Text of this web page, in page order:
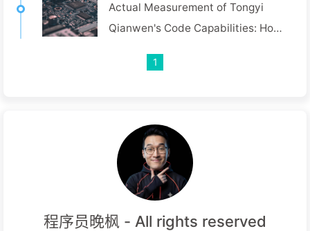
Actual Measurement of Tongyi
Qianwen's Code Capabilities: How
1
程序员晚枫 - All rights reserved